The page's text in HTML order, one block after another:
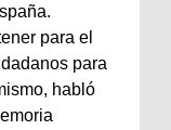
para el
para
habló